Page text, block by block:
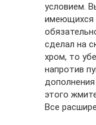
условием.
имеющихся
сделал на
хром, то
напротив
этого
Все